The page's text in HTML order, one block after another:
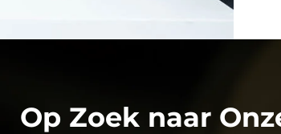
Op Zoek naar